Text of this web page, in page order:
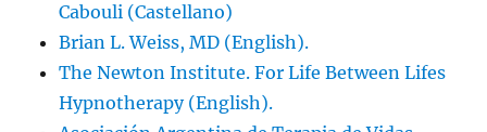
Cabouli (Castellano)
Brian L. Weiss, MD (English).
The Newton Institute. For Life Between Lifes
Hypnotherapy (English).